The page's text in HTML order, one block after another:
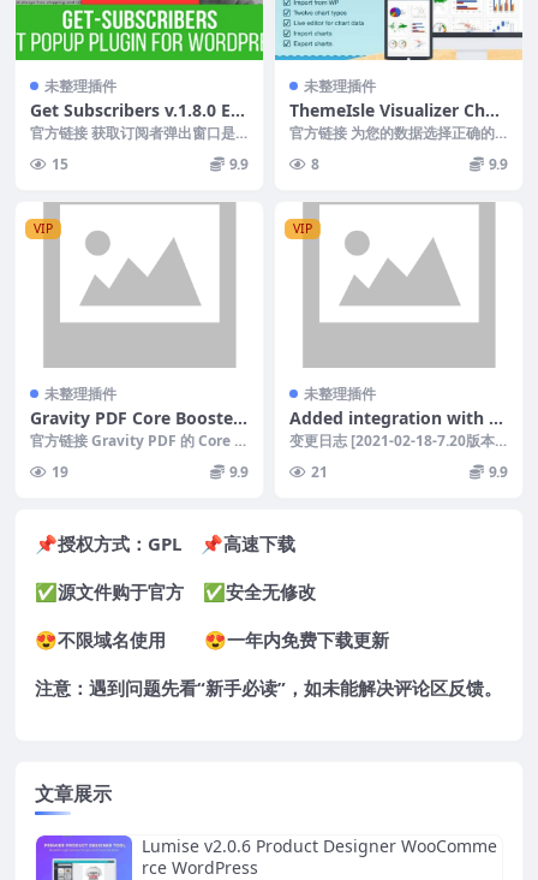
未整理插件
Get Subscribers v.1.8.0 Exi
t Popup for WordPress
官方链接 获取订阅者弹出窗口是
一个功能强大的响应式 html 页面
弹出窗口，可以...
15 9.9
未整理插件
ThemeIsle Visualizer Char
ts and Graphs Pro v1.9.5
官方链接 为您的数据选择正确的
介质类型，包括流行的 DataTabl
es 表格、...
8 9.9
VIP
未整理插件
Gravity PDF Core Booster
Addon v1.3.4
官方链接 Gravity PDF 的 Core B
19 9.9
VIP
未整理插件
Added integration with IN
BOX (UseINBOX) – Upgrad
ed Stripe integration [202
1-02-18 – v7.20]
变更日志 [2021-02-18-7.20版本] -
21 9.9
📌授权方式： GPL 📌高速下载
✅源文件购于官方 ✅安全无修改
😍不限域名使用 😍一年内免费下载更新
注意：遇到问题先看“新手必读”，如未能解决评论区反馈。
文章展示
Lumise v2.0.6 Product Designer WooComme
rce WordPress